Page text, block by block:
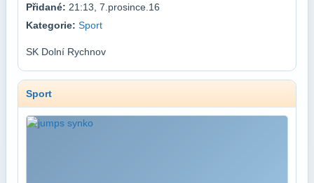
Přidané: 21:13, 7.prosince.16
Kategorie: Sport
SK Dolní Rychnov
Sport